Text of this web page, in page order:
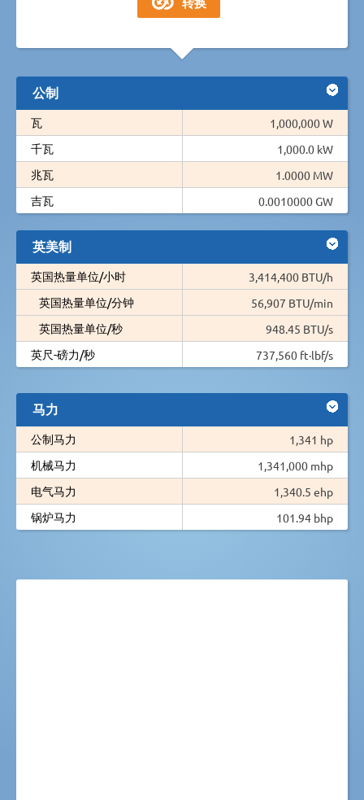
公制
瓦
1,000,000 W
千瓦
1,000.0 kW
兆瓦
1.0000 MW
吉瓦
0.0010000 GW
英美制
英国热量单位/小时
3,414,400 BTU/h
英国热量单位/分钟
56,907 BTU/min
英国热量单位/秒
948.45 BTU/s
英尺-磅力/秒
737,560 ft·lbf/s
马力
公制马力
1,341 hp
机械马力
1,341,000 mhp
电气马力
1,340.5 ehp
锅炉马力
101.94 bhp